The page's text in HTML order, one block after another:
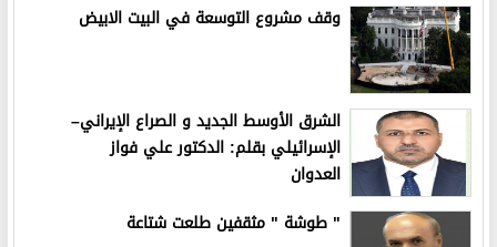
وقف مشروع التوسعة في البيت الابيض
الشرق الأوسط الجديد و الصراع الإيراني–
الإسرائيلي بقلم: الدكتور علي فواز
العدوان
" طوشة " مثقفين طلعت شتاعة